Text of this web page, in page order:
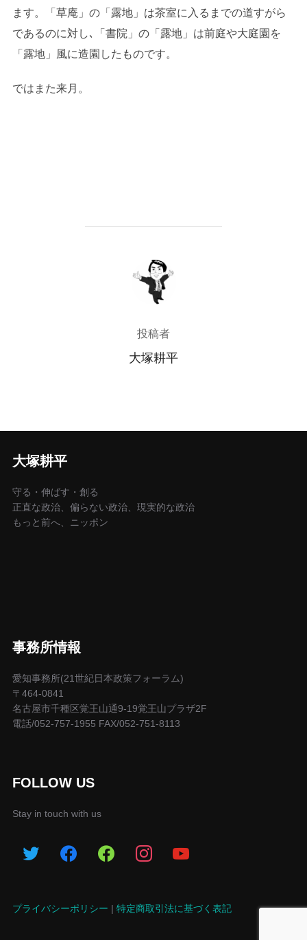
ます。「草庵」の「露地」は茶室に入るまでの道すがら
であるのに対し､「書院」の「露地」は前庭や大庭園を
「露地」風に造園したものです。
ではまた来月。
投稿者
投稿者
大塚耕平
大塚耕平
守る・伸ばす・創る
正直な政治、偏らない政治、現実的な政治
もっと前へ、ニッポン
事務所情報
愛知事務所(21世紀日本政策フォーラム)
〒464-0841
名古屋市千種区覚王山通9-19覚王山プラザ2F
電話/052-757-1955 FAX/052-751-8113
FOLLOW US
Stay in touch with us
プライバシーポリシー | 特定商取引法に基づく表記